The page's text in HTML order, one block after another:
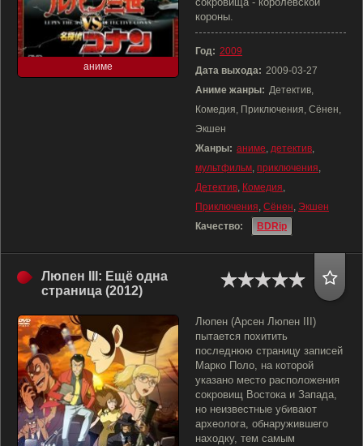
аниме
короны.
Год: 2009
Дата выхода: 2009-03-27
Аниме жанры: Детектив,
Комедия, Приключения, Сёнен,
Экшен
Жанры: аниме, детектив,
мультфильм, приключения,
Детектив, Комедия,
Приключения, Сёнен, Экшен
Качество:
BDRip
Люпен III: Ещё одна
страница (2012)
Люпен (Арсен Люпен III)
пытается похитить
последнюю страницу записей
Марко Поло, на которой
указано место расположения
сокровищ Востока и Запада,
но неизвестные убивают
археолога, обнаружившего
находку, тем самым